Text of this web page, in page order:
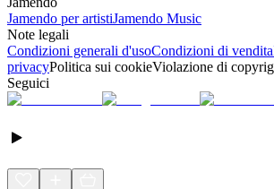
Jamendo per artistiJamendo Music
Note legali
Condizioni generali d'usoCondizioni di vendita
privacyPolitica sui cookieViolazione di
Seguici